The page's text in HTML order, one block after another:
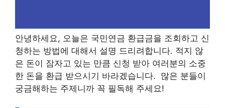
안녕하세요, 오늘은 국민연금 환급금을 조회하고 신
청하는 방법에 대해서 설명 드리려합니다. 적지 않
은 돈이 잠자고 있는 만큼 신청 받아 여러분의 소중
한 돈을 환급 받으시기 바라겠습니다. 많은 분들이
궁금해하는 주제니까 꼭 필독해 주세요!